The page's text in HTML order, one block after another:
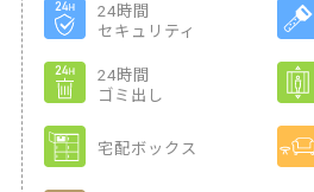
24時間
セキュリティ
24時間
ゴミ出し
宅配ボックス